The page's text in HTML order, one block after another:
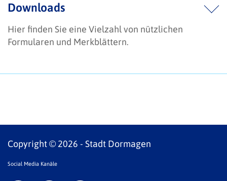
Downloads
Hier finden Sie eine Vielzahl von nützlichen
Formularen und Merkblättern.
Copyright © 2026 - Stadt Dormagen
Social Media Kanäle